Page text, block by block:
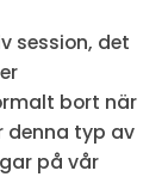
session, det
bort när
denna typ av
på vår